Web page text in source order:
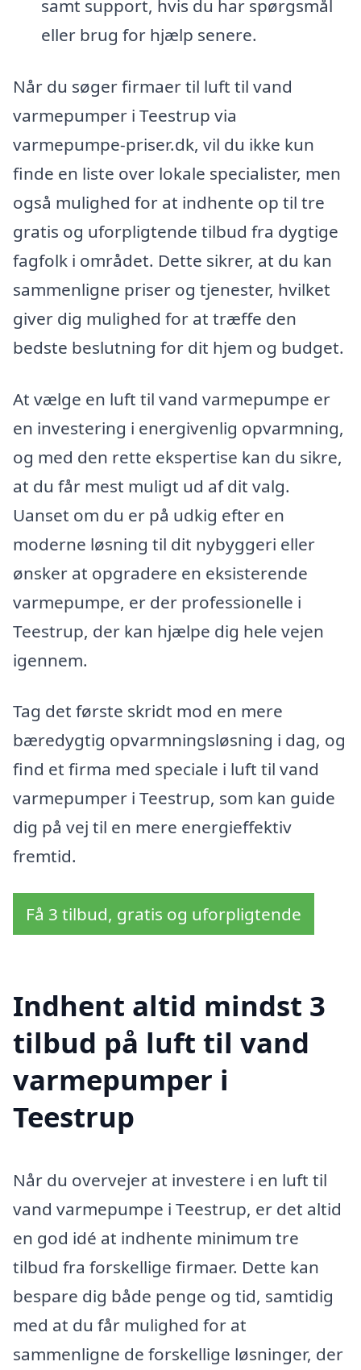
samt support, hvis du har spørgsmål
eller brug for hjælp senere.
Når du søger firmaer til luft til vand
varmepumper i Teestrup via
varmepumpe-priser.dk, vil du ikke kun
finde en liste over lokale specialister, men
også mulighed for at indhente op til tre
gratis og uforpligtende tilbud fra dygtige
fagfolk i området. Dette sikrer, at du kan
sammenligne priser og tjenester, hvilket
giver dig mulighed for at træffe den
bedste beslutning for dit hjem og budget.
At vælge en luft til vand varmepumpe er
en investering i energivenlig opvarmning,
og med den rette ekspertise kan du sikre,
at du får mest muligt ud af dit valg.
Uanset om du er på udkig efter en
moderne løsning til dit nybyggeri eller
ønsker at opgradere en eksisterende
varmepumpe, er der professionelle i
Teestrup, der kan hjælpe dig hele vejen
igennem.
Tag det første skridt mod en mere
bæredygtig opvarmningsløsning i dag, og
find et firma med speciale i luft til vand
varmepumper i Teestrup, som kan guide
dig på vej til en mere energieffektiv
fremtid.
Få 3 tilbud, gratis og uforpligtende
Indhent altid mindst 3
tilbud på luft til vand
varmepumper i
Teestrup
Når du overvejer at investere i en luft til
vand varmepumpe i Teestrup, er det altid
en god idé at indhente minimum tre
tilbud fra forskellige firmaer. Dette kan
bespare dig både penge og tid, samtidig
med at du får mulighed for at
sammenligne de forskellige løsninger, der